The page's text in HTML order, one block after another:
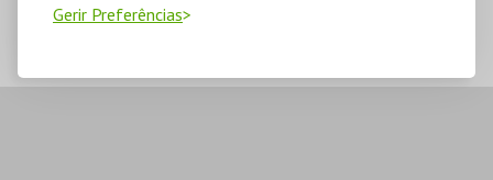
Gerir Preferências